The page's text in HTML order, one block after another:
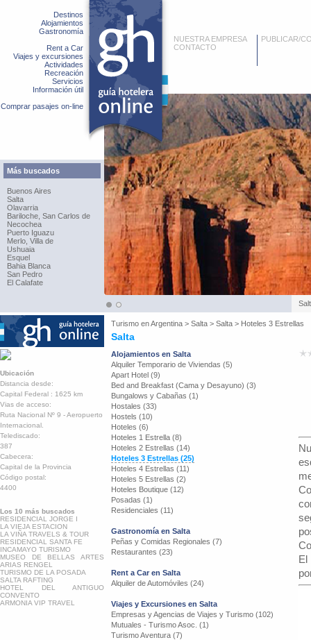
Destinos
Alojamientos
Gastronomía
Rent a Car
Viajes y excursiones
Actividades
Recreación
Servicios
Información útil
Comprar pasajes on-line
Más buscados
Buenos Aires
Salta
Olavarria
Bariloche, San Carlos de
Necochea
Puerto Iguazu
Merlo, Villa de
Ushuaia
Esquel
Bahia Blanca
San Pedro
El Calafate
NUESTRA EMPRESA
CONTACTO
PUBLICAR/
Turismo enArgentina > Salta > Salta > Hoteles 3 Estrellas
Salta
Ubicación
Distancia desde:
Capital Federal : 1625 km
Vias de acceso:
Ruta Nacional Nº 9 - Aeropuerto
Internacional.
Telediscado:
387
Cabecera:
Capital de la Provincia
Código postal:
4400
Los 10 más buscados
RESIDENCIAL JORGE I
LA VIEJA ESTACION
LA VIÑA TRAVELS & TOUR
RESIDENCIAL SANTA FE
INCAMAYO TURISMO
MUSEO DE BELLAS ARTES
ARIAS RENGEL
TURISMO DE LA POSADA
SALTA RAFTING
HOTEL DEL ANTIGUO
CONVENTO
ARMONIA VIP TRAVEL
Alojamientos en Salta
Alquiler Temporario de Viviendas (5)
Apart Hotel (9)
Bed and Breakfast (Cama y Desayuno) (3)
Bungalows y Cabañas (1)
Hostales (33)
Hostels (10)
Hoteles (6)
Hoteles 1 Estrella (8)
Hoteles 2 Estrellas (14)
Hoteles 3 Estrellas (25)
Hoteles 4 Estrellas (11)
Hoteles 5 Estrellas (2)
Hoteles Boutique (12)
Posadas (1)
Residenciales (11)
Gastronomía en Salta
Peñas y Comidas Regionales (7)
Restaurantes (23)
Rent a Car en Salta
Alquiler de Automóviles (24)
Viajes y Excursiones en Salta
Empresas y Agencias de Viajes y Turismo (102)
Mutuales - Turismo Asoc. (1)
Turismo Aventura (7)
El